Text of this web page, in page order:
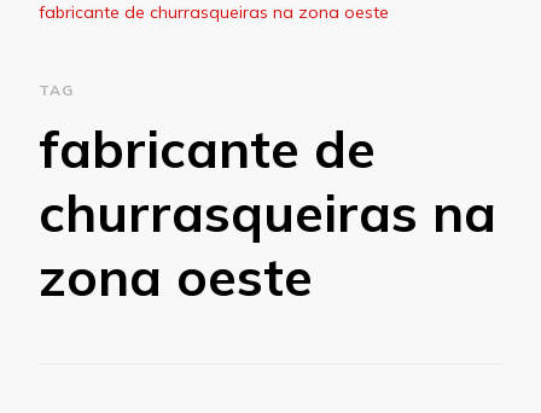
fabricante de churrasqueiras na zona oeste
TAG
fabricante de
churrasqueiras na
zona oeste